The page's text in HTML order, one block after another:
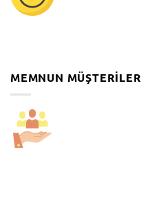
MEMNUN MÜŞTERILER